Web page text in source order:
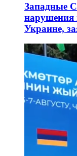
Западные
нарушения
Украине,